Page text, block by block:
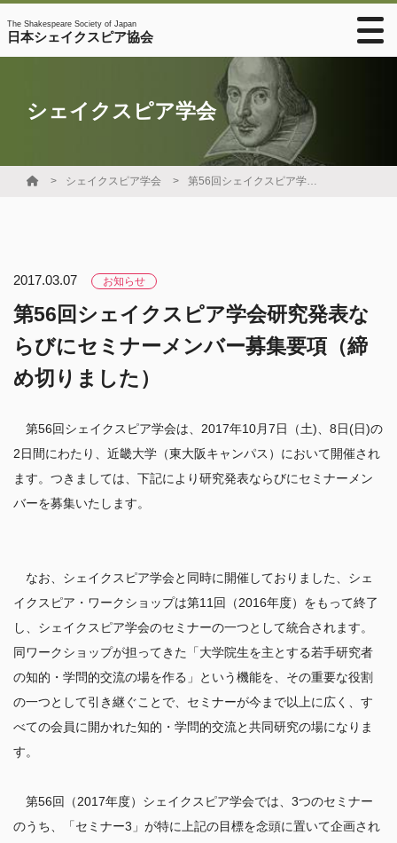
The Shakespeare Society of Japan
日本シェイクスピア協会
シェイクスピア学会
シェイクスピア学会 第56回シェイクスピア学会研究発表ならびにセミナーメンバー募集要項（締め切りました）
2017.03.07 お知らせ
第56回シェイクスピア学会研究発表な
らびにセミナーメンバー募集要項（締
め切りました）
第56回シェイクスピア学会は、2017年10月7日（土)、8日(日)の
2日間にわたり、近畿大学（東大阪キャンパス）において開催され
ます。つきましては、下記により研究発表ならびにセミナーメン
なお、シェイクスピア学会と同時に開催しておりました、シェ
イクスピア・ワークショップは第11回（2016年度）をもって終了
し、シェイクスピア学会のセミナーの一つとして統合されます。
同ワークショップが担ってきた「大学院生を主とする若手研究者
の知的・学問的交流の場を作る」という機能を、その重要な役割
の一つとして引き継ぐことで、セミナーが今まで以上に広く、す
べての会員に開かれた知的・学問的交流と共同研究の場になりま
す。
第56回（2017年度）シェイクスピア学会では、3つのセミナー
のうち、「セミナー3」が特に上記の目標を念頭に置いて企画され